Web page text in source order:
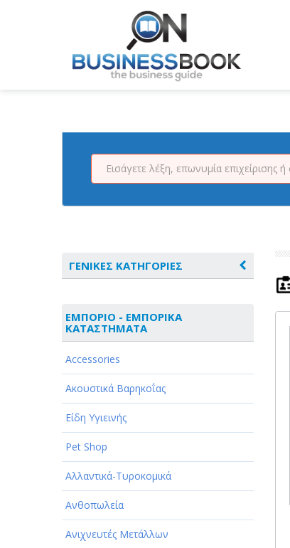
ΓΕΝΙΚΕΣ ΚΑΤΗΓΟΡΙΕΣ
ΑΘΛΗΤΙΣΜΟΣ
ΑΥΤΟΚΙΝΗΤΑ - ΜΗΧΑΝΕΣ - ΣΚΑΦΗ
ΔΙΑΣΚΕΔΑΣΗ - ΨΥΧΑΓΩΓΙΑ - ΤΕΧΝΕΣ
ΔΙΑΦΗΜΙΣΗ - ΜΜΕ
ΕΚΚΛΗΣΙΕΣ - ΦΙΛΑΝΘΡΩΠΙΚΑ
ΣΩΜΑΤΕΙΑ
ΕΚΠΑΙΔΕΥΣΗ - ΣΧΟΛΕΣ
ΕΜΠΟΡΙΟ - ΕΜΠΟΡΙΚΑ
ΚΑΤΑΣΤΗΜΑΤΑ
ΕΜΠΟΡΙΟ - ΕΜΠΟΡΙΚΑ
ΚΑΤΑΣΤΗΜΑΤΑ
Accessories
Ακουστικά Βαρηκοΐας
Είδη Υγιεινής
Pet Shop
Αλλαντικά-Τυροκομικά
Ανθοπωλεία
Ανιχνευτές Μετάλλων